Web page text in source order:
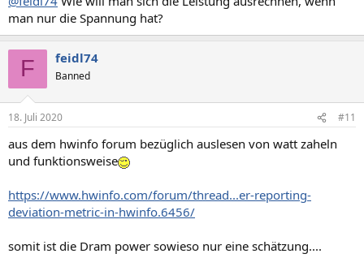
man nur die Spannung hat?
F feidl74
Banned
18. Juli 2020 #11
aus dem hwinfo forum bezüglich auslesen von watt zaheln
und funktionsweise
https://www.hwinfo.com/forum/thread...er-reporting-
deviation-metric-in-hwinfo.6456/
somit ist die Dram power sowieso nur eine schätzung....